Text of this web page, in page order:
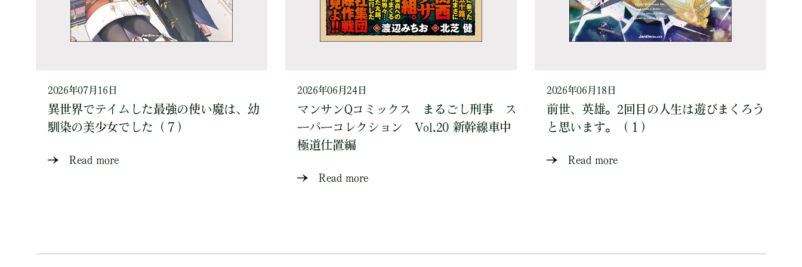
2026年07月16日
異世界でテイムした最強の使い魔は、幼
馴染の美少女でした（７）
Read more
2026年06月24日
マンサンQコミックス まるごし刑事 ス
ーパーコレクション Vol.20 新幹線車中
極道仕置編
Read more
2026年06月18日
前世、英雄。2回目の人生は遊びまくろう
と思います。（１）
Read more